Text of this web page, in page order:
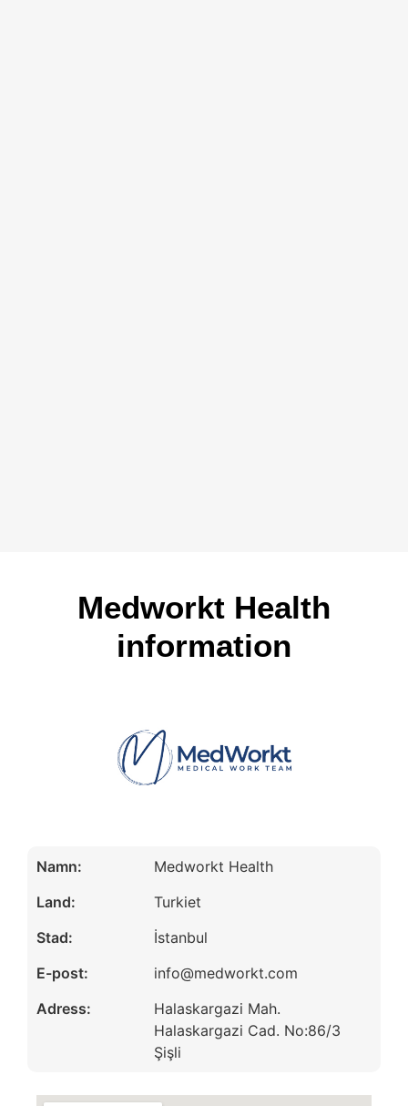
Medworkt Health
information
Namn:
Land:
Stad:
E-post:
Adress:
Medworkt Health
Turkiet
İstanbul
info@medworkt.com
Halaskargazi Mah.
Halaskargazi Cad. No:86/3
Şişli